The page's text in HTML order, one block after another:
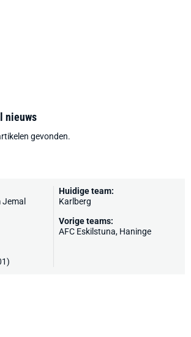
nieuws
gevonden.
Huidige team:
Karlberg
Vorige teams:
AFC Eskilstuna, Haninge